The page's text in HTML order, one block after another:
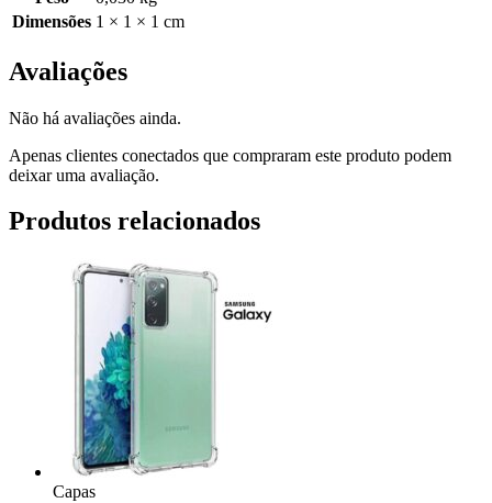
Dimensões 1 × 1 × 1 cm
Avaliações
Não há avaliações ainda.
Apenas clientes conectados que compraram este produto podem
deixar uma avaliação.
Produtos relacionados
Capas